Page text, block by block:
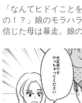
「なんてヒドイこと
の！？」娘のモラハ
信じた母は暴走。娘